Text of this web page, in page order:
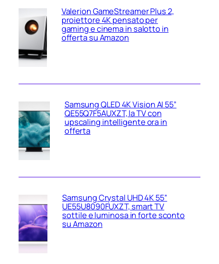
Valerion GameStreamer Plus 2,
proiettore 4K pensato per
gaming e cinema in salotto in
offerta su Amazon
Samsung QLED 4K Vision AI 55”
QE55Q7F5AUXZT, la TV con
upscaling intelligente ora in
offerta
Samsung Crystal UHD 4K 55”
UE55U8090FUXZT, smart TV
sottile e luminosa in forte sconto
su Amazon